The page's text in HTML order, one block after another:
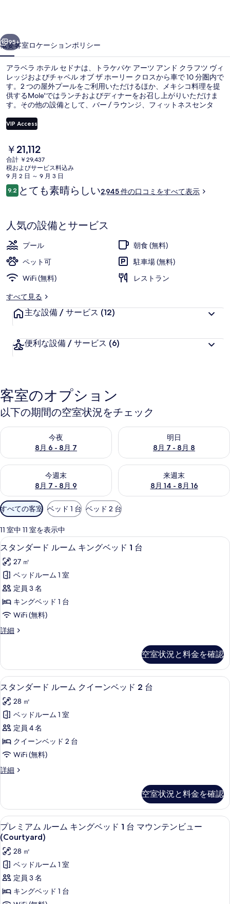
セ
ド
ナ
の
写
真
ャ
ラ
リ
95+
概要客室ロケーションポリシー
アラベラ ホテル セドナは、トラケパケ アーツ アンド クラフツ ヴィ
レッジおよびチャペル オブ ザ ホーリー クロスから車で 10 分圏内で
す。2 つの屋外プールをご利用いただけるほか、メキシコ料理を提
供するMole'ではランチおよびディナーをお召し上がりいただけま
す。その他の設備として、バー / ラウンジ、フィットネスセンタ
心地の良いベッドを評価しています。
VIP Access
現
在
の
料
金
は
す
￥21,112
合計 ￥29,437
税およびサービス料込み
9 月 2 日 ～ 9 月 3 日
口
コ
9.210段階中9.2
とても素晴らしい2,945 件の口コミをすべて表示
人気の設備とサービス
プール
朝食 (無料)
ペット可
駐車場 (無料)
WiFi (無料)
レストラン
すべて見る
主な設備 / サービス (12)
便利な設備 / サービス (6)
客室のオプション
以下の期間の空室状況をチェック
今夜
8月 6 - 8月 7
今夜 8月 6 - 8月 7 の空室状況をチェック
明日
8月 7 - 8月 8
明日 8月 7 - 8月 8 の空室状況
今週末
8月 7 - 8月 9
今週末 8月 7 - 8月 9 の空室状況をチェック
来週末
8月 14 - 8月 16
来週末 8月 14 - 8月 16 の空室
利
用
可
能
な
客
室
の
り
込
み
すべての客室 ベッド 1 台 ベッド 2 台
11 室中 11 室を表示中
ス
タ
ン
ダ
ー
ド
ー
キ
ン
グ
ベ
ッ
ド
1
台
の
て
の
写
真
を
表
示
す
高級寝具、セーフティボックス (室
6
スタンダード ルーム キングベッド 1 台
27 ㎡
ベッドルーム 1 室
定員 3 名
キングベッド 1 台
WiFi (無料)
詳細
ス
ー
ド
ル
ム
キ
ン
グ
ベ
ッ
ド
1
細
空室状況と料金を確認
ス
タ
ン
ダ
ー
ド
ー
ク
イ
ー
ン
ベ
ッ
ド
2
スタンダード ルーム クイーンベッ
6
スタンダード ルーム クイーンベッド 2 台
28 ㎡
ベッドルーム 1 室
定員 4 名
クイーンベッド 2 台
WiFi (無料)
詳細
ス
ー
ド
ル
ー
ム
ク
イ
ー
ン
ベ
空室状況と料金を確認
プ
レ
ミ
ア
ム
ル
プレミアム ルーム キングベッド 1
6
プレミアム ルーム キングベッド 1 台 マウンテンビュー
(Courtyard)
28 ㎡
ベッドルーム 1 室
定員 3 名
キングベッド 1 台